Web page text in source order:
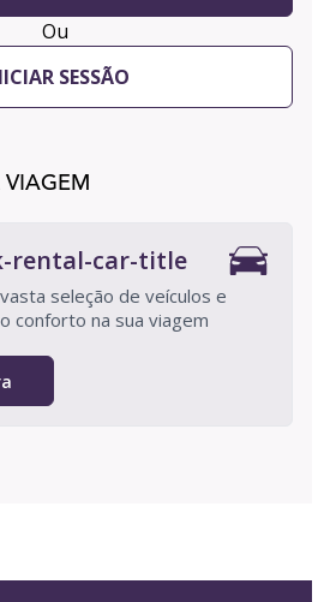
Ou
SESSÃO
rental-car-title
seleção de veículos e
conforto na sua viagem